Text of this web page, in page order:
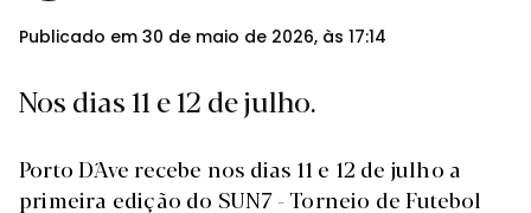
Publicado em 30 de maio de 2026, às 17:14
Nos dias 11 e 12 de julho.
Porto D´Ave recebe nos dias 11 e 12 de julho a
primeira edição do SUN7 - Torneio de Futebol